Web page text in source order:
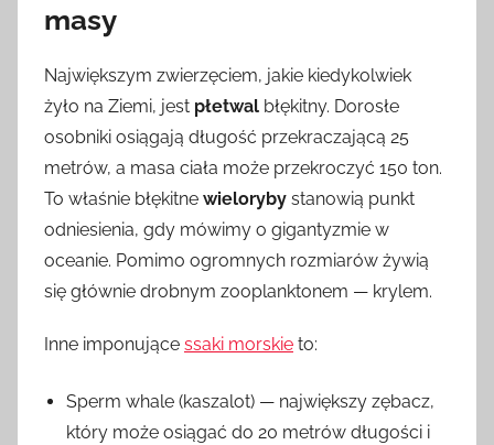
masy
Największym zwierzęciem, jakie kiedykolwiek
żyło na Ziemi, jest płetwal błękitny. Dorosłe
osobniki osiągają długość przekraczającą 25
metrów, a masa ciała może przekroczyć 150 ton.
To właśnie błękitne wieloryby stanowią punkt
odniesienia, gdy mówimy o gigantyzmie w
oceanie. Pomimo ogromnych rozmiarów żywią
się głównie drobnym zooplanktonem — krylem.
Inne imponujące ssaki morskie to:
Sperm whale (kaszalot) — największy zębacz,
który może osiągać do 20 metrów długości i